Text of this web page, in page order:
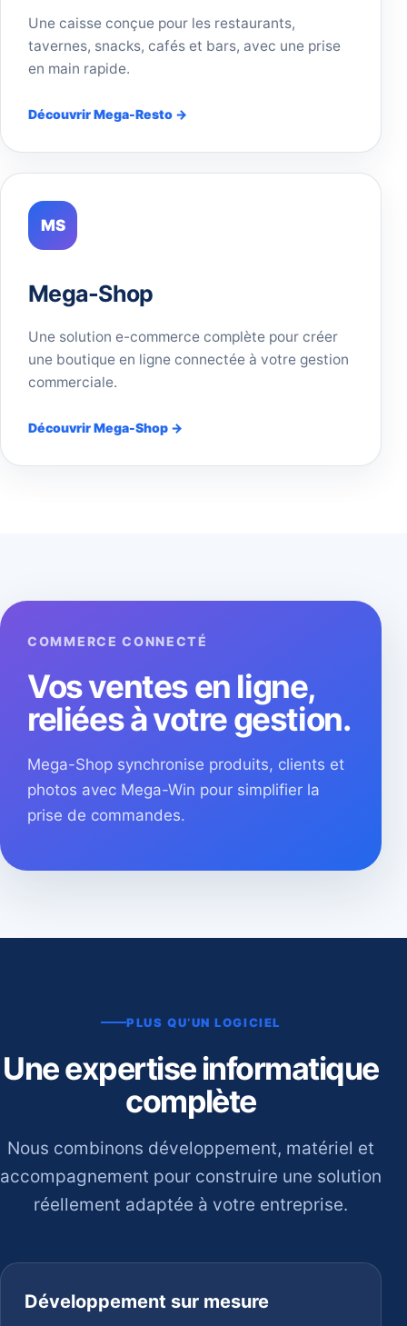
Une caisse conçue pour les restaurants,
tavernes, snacks, cafés et bars, avec une prise
en main rapide.
Découvrir Mega-Resto →
MS
Mega-Shop
Une solution e-commerce complète pour créer
une boutique en ligne connectée à votre gestion
commerciale.
Découvrir Mega-Shop →
COMMERCE CONNECTÉ
Vos ventes en ligne,
reliées à votre gestion.
Mega-Shop synchronise produits, clients et
photos avec Mega-Win pour simplifier la
prise de commandes.
PLUS QU’UN LOGICIEL
Une expertise informatique
complète
Nous combinons développement, matériel et
accompagnement pour construire une solution
réellement adaptée à votre entreprise.
Développement sur mesure